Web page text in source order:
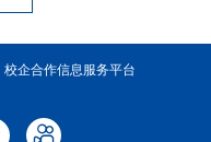
校企合作信息服务平台